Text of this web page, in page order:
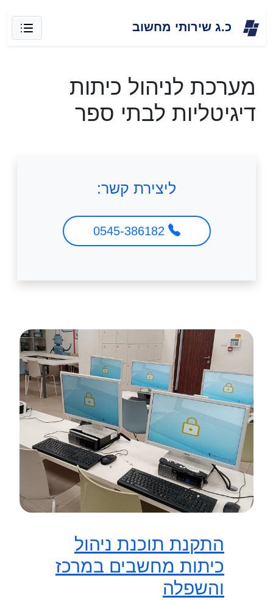
כ.ג שירותי מחשוב
מערכת לניהול כיתות
דיגיטליות לבתי ספר
ליצירת קשר:
התקנת תוכנת ניהול
כיתות מחשבים במרכז
והשפלה